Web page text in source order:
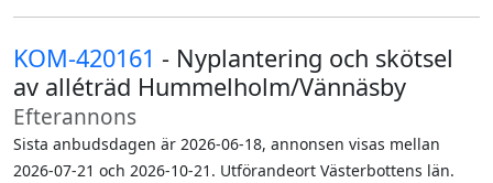
KOM-420161 - Nyplantering och skötsel
av alléträd Hummelholm/Vännäsby
Efterannons
Sista anbudsdagen är 2026-06-18, annonsen visas mellan
2026-07-21 och 2026-10-21. Utförandeort Västerbottens län.